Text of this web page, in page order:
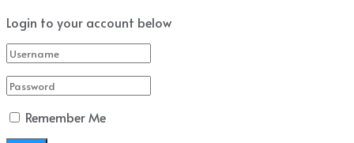
Login to your account below
Remember Me